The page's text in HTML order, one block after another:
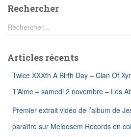
Rechercher
R
e
h
e
Rechercher…
Articles récents
Twice XXXth A Birth Day – Clan Of
T’Aime – samedi 2 novembre – Les
Premier extrait vidéo de l’album de
paraître sur Meidosem Records en